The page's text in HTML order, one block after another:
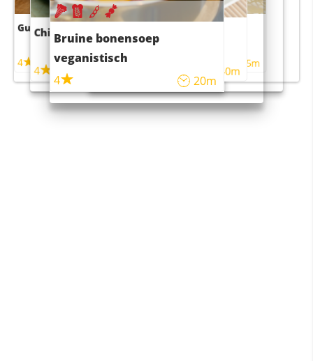
Guacamole
4
Chili con carne
4 45m
Bruine bonensoep
veganistisch
4
20m
Sushi rijstsalade
maaltijdsalade
40m
4 55m